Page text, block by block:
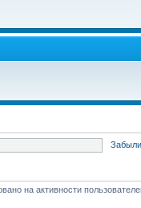
на активности